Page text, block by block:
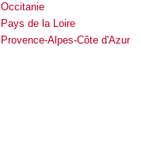
Occitanie
Pays de la Loire
Provence-Alpes-Côte d'Azur